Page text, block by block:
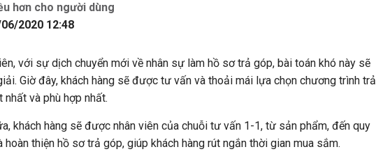
hơn cho người dùng
2020 12:48
với sự dịch chuyển mới về nhân sự làm hồ sơ trả góp, bài toán khó này sẽ
Giờ đây, khách hàng sẽ được tư vấn và thoải mái lựa chọn chương trình trả
nhất và phù hợp nhất.
khách hàng sẽ được nhân viên của chuỗi tư vấn 1-1, từ sản phẩm, đến quy
hoàn thiện hồ sơ trả góp, giúp khách hàng rút ngắn thời gian mua sắm.